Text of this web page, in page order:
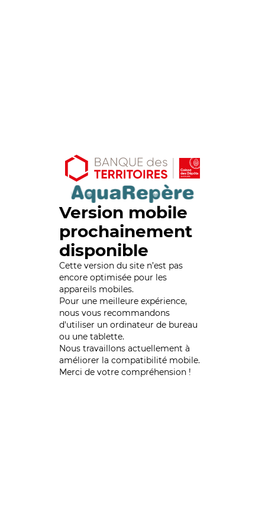
Version mobile
prochainement
disponible
Cette version du site n’est pas
encore optimisée pour les
appareils mobiles.
Pour une meilleure expérience,
nous vous recommandons
d'utiliser un ordinateur de bureau
ou une tablette.
Nous travaillons actuellement à
améliorer la compatibilité mobile.
Merci de votre compréhension !